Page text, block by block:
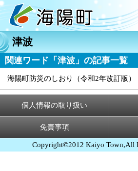
津波
関連ワード「津波」の記事一覧
海陽町防災のしおり（令和2年改訂版）
個人情報の取り扱い
免責事項
Copyright©2012 Kaiyo Town,All